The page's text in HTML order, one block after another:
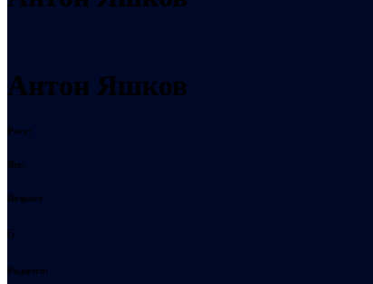
Антон Яшков
Рост:
Вес:
Возраст
6
Родился: